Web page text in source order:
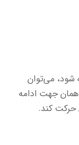
شود، می‌توان
جهت ادامه
حرکت کند.